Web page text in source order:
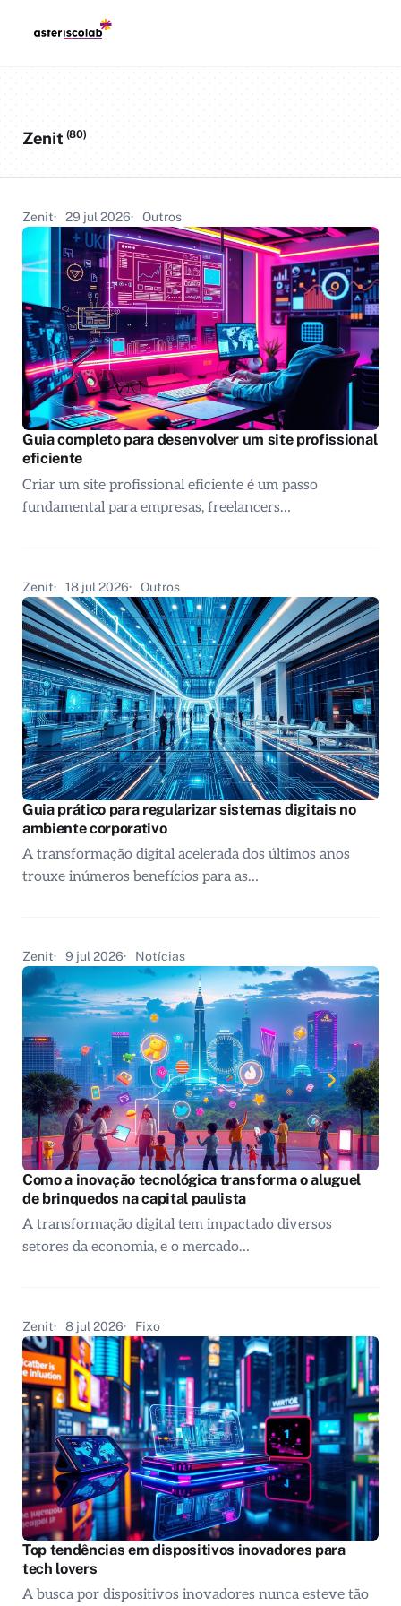
Zenit (80)
Zenit 29 jul 2026 Outros
Guia completo para desenvolver um site profissional
eficiente
Criar um site profissional eficiente é um passo
fundamental para empresas, freelancers…
Zenit 18 jul 2026 Outros
Guia prático para regularizar sistemas digitais no
ambiente corporativo
A transformação digital acelerada dos últimos anos
trouxe inúmeros benefícios para as…
Zenit 9 jul 2026 Notícias
Como a inovação tecnológica transforma o aluguel
de brinquedos na capital paulista
A transformação digital tem impactado diversos
setores da economia, e o mercado…
Zenit 8 jul 2026 Fixo
Top tendências em dispositivos inovadores para
tech lovers
A busca por dispositivos inovadores nunca esteve tão